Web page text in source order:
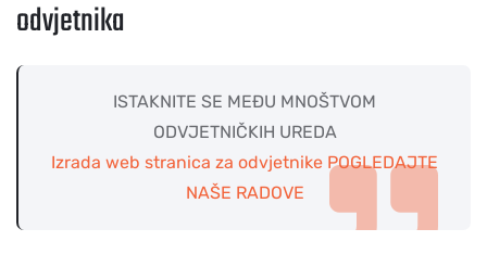
odvjetnika
ISTAKNITE SE MEĐU MNOŠTVOM
ODVJETNIČKIH UREDA
Izrada web stranica za odvjetnike POGLEDAJTE
NAŠE RADOVE